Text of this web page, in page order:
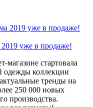
уже в продаже!
магазине стартовала
одежды коллекции
тренды на
250 000 новых
производства.